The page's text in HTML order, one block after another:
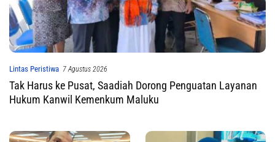
Lintas Peristiwa 7 Agustus 2026
Tak Harus ke Pusat, Saadiah Dorong Penguatan Layanan
Hukum Kanwil Kemenkum Maluku